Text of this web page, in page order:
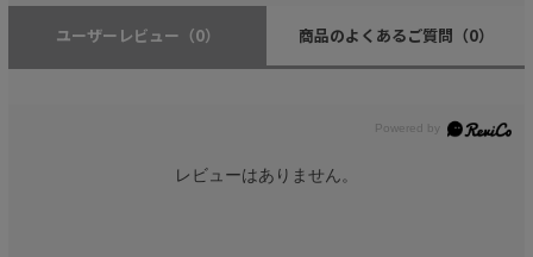
ユーザーレビュー （0） 商品のよくあるご質問 （0）
レビューはありません。